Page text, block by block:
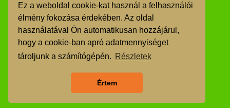
Ez a weboldal cookie-kat használ a felhasználói
élmény fokozása érdekében. Az oldal
használatával Ön automatikusan hozzájárul,
hogy a cookie-ban apró adatmennyiséget
tároljunk a számítógépén. Részletek
Értem
ÁSZF
GDPR
TMR
Árgarancia